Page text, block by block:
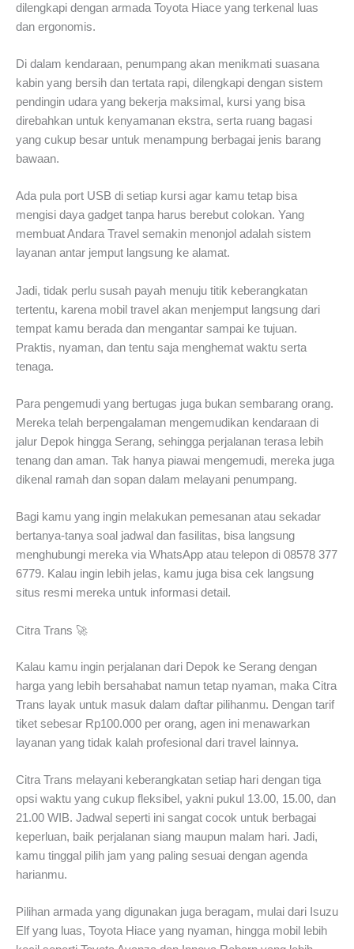
dilengkapi dengan armada Toyota Hiace yang terkenal luas
dan ergonomis.
Di dalam kendaraan, penumpang akan menikmati suasana
kabin yang bersih dan tertata rapi, dilengkapi dengan sistem
pendingin udara yang bekerja maksimal, kursi yang bisa
direbahkan untuk kenyamanan ekstra, serta ruang bagasi
yang cukup besar untuk menampung berbagai jenis barang
bawaan.
Ada pula port USB di setiap kursi agar kamu tetap bisa
mengisi daya gadget tanpa harus berebut colokan. Yang
membuat Andara Travel semakin menonjol adalah sistem
layanan antar jemput langsung ke alamat.
Jadi, tidak perlu susah payah menuju titik keberangkatan
tertentu, karena mobil travel akan menjemput langsung dari
tempat kamu berada dan mengantar sampai ke tujuan.
Praktis, nyaman, dan tentu saja menghemat waktu serta
tenaga.
Para pengemudi yang bertugas juga bukan sembarang orang.
Mereka telah berpengalaman mengemudikan kendaraan di
jalur Depok hingga Serang, sehingga perjalanan terasa lebih
tenang dan aman. Tak hanya piawai mengemudi, mereka juga
dikenal ramah dan sopan dalam melayani penumpang.
Bagi kamu yang ingin melakukan pemesanan atau sekadar
bertanya-tanya soal jadwal dan fasilitas, bisa langsung
menghubungi mereka via WhatsApp atau telepon di 08578 377
6779. Kalau ingin lebih jelas, kamu juga bisa cek langsung
situs resmi mereka untuk informasi detail.
Citra Trans 🚀
Kalau kamu ingin perjalanan dari Depok ke Serang dengan
harga yang lebih bersahabat namun tetap nyaman, maka Citra
Trans layak untuk masuk dalam daftar pilihanmu. Dengan tarif
tiket sebesar Rp100.000 per orang, agen ini menawarkan
layanan yang tidak kalah profesional dari travel lainnya.
Citra Trans melayani keberangkatan setiap hari dengan tiga
opsi waktu yang cukup fleksibel, yakni pukul 13.00, 15.00, dan
21.00 WIB. Jadwal seperti ini sangat cocok untuk berbagai
keperluan, baik perjalanan siang maupun malam hari. Jadi,
kamu tinggal pilih jam yang paling sesuai dengan agenda
harianmu.
Pilihan armada yang digunakan juga beragam, mulai dari Isuzu
Elf yang luas, Toyota Hiace yang nyaman, hingga mobil lebih